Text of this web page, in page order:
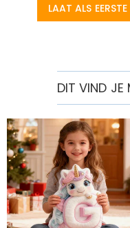
LAAT ALS
DIT VIND JE